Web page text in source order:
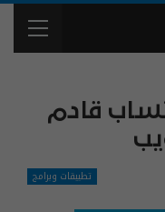
قادم
تطبيقات وبرامج